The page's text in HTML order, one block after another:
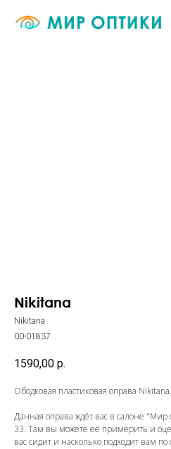
Nikitana
Nikitana
00-01837
1590,00 р.
Ободковая пластиковая оправа Nikitana.
Данная оправа ждёт вас в салоне "Мир
33. Там вы можете её примерить и
вас сидит и насколько подходит вам по